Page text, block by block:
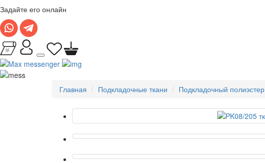
Задайте его онлайн
Главная Подкладочные ткани Подкладочный полиэстер